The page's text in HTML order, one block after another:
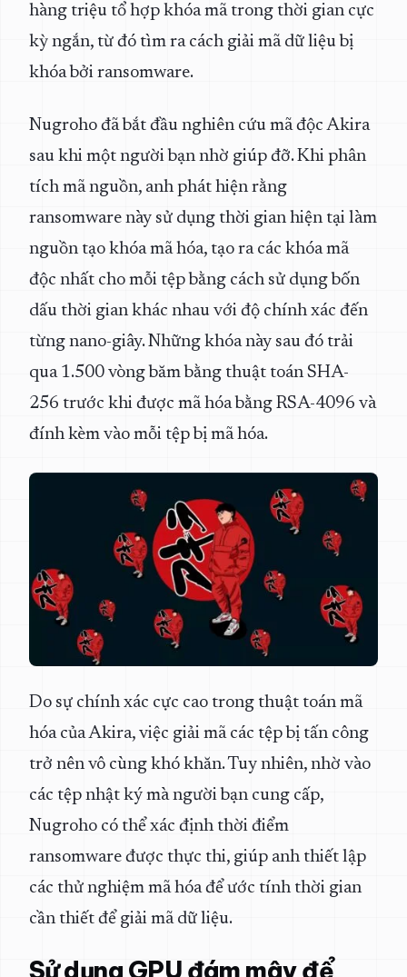
hàng triệu tổ hợp khóa mã trong thời gian cực
kỳ ngắn, từ đó tìm ra cách giải mã dữ liệu bị
khóa bởi ransomware.
Nugroho đã bắt đầu nghiên cứu mã độc Akira
sau khi một người bạn nhờ giúp đỡ. Khi phân
tích mã nguồn, anh phát hiện rằng
ransomware này sử dụng thời gian hiện tại làm
nguồn tạo khóa mã hóa, tạo ra các khóa mã
độc nhất cho mỗi tệp bằng cách sử dụng bốn
dấu thời gian khác nhau với độ chính xác đến
từng nano-giây. Những khóa này sau đó trải
qua 1.500 vòng băm bằng thuật toán SHA-
256 trước khi được mã hóa bằng RSA-4096 và
đính kèm vào mỗi tệp bị mã hóa.
Do sự chính xác cực cao trong thuật toán mã
hóa của Akira, việc giải mã các tệp bị tấn công
trở nên vô cùng khó khăn. Tuy nhiên, nhờ vào
các tệp nhật ký mà người bạn cung cấp,
Nugroho có thể xác định thời điểm
ransomware được thực thi, giúp anh thiết lập
các thử nghiệm mã hóa để ước tính thời gian
cần thiết để giải mã dữ liệu.
Sử dụng GPU đám mây để